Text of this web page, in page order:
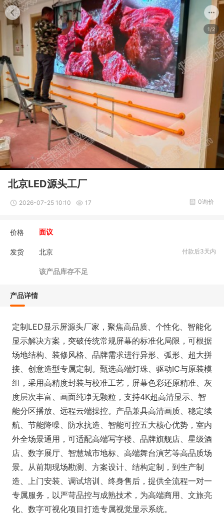
1/2
北京LED源头工厂
2026-07-25 10:10 17 0询价
价格 面议
发货 北京 付款后3天内
该产品库存不足
产品详情
定制LED显示屏源头厂家，聚焦高品质、个性化、智能化
显示解决方案，突破传统常规屏幕的标准化局限，可根据
场地结构、装修风格、品牌需求进行异形、弧形、超大拼
接、创意造型专属定制。甄选高端灯珠、驱动IC与原装模
组，采用高精度封装与校准工艺，屏幕色彩还原精准、灰
度层次丰富、画面纯净无颗粒，支持4K超高清显示、智
能分区播放、远程云端操控。产品兼具高清画质、稳定续
航、节能降噪、防水抗造、智能可控五大核心优势，室内
外全场景通用，可适配高端写字楼、品牌旗舰店、星级酒
店、数字展厅、智慧城市地标、高端舞台演艺等高品质场
景。从前期现场勘测、方案设计、结构定制，到生产制
造、上门安装、调试培训、终身售后，提供全流程一对一
专属服务，以严苛品控与成熟技术，为高端商用、文旅亮
化、数字可视化项目打造专属视觉显示系统。